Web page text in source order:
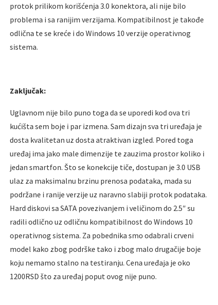
protok prilikom korišćenja 3.0 konektora, ali nije bilo
problema i sa ranijim verzijama. Kompatibilnost je takođe
odlična te se kreće i do Windows 10 verzije operativnog
sistema.
Zaključak:
Uglavnom nije bilo puno toga da se uporedi kod ova tri
kućišta sem boje i par izmena. Sam dizajn sva tri uređaja je
dosta kvalitetan uz dosta atraktivan izgled. Pored toga
uređaj ima jako male dimenzije te zauzima prostor koliko i
jedan smartfon. Što se konekcije tiče, dostupan je 3.0 USB
ulaz za maksimalnu brzinu prenosa podataka, mada su
podržane i ranije verzije uz naravno slabiji protok podataka.
Hard diskovi sa SATA povezivanjem i veličinom do 2.5″ su
radili odlično uz odličnu kompatibilnost do Windows 10
operativnog sistema. Za pobednika smo odabrali crveni
model kako zbog podrške tako i zbog malo drugačije boje
koju nemamo stalno na testiranju. Cena uređaja je oko
1200RSD što za uređaj poput ovog nije puno.